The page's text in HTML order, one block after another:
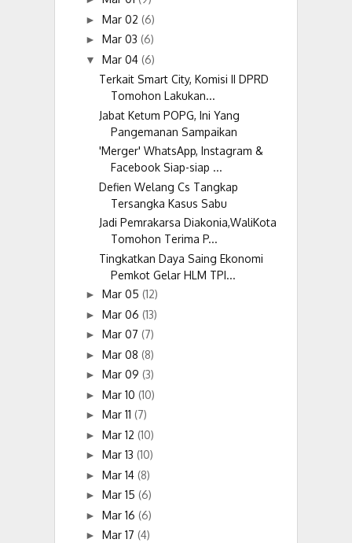
► Mar 02 (6)
► Mar 03 (6)
▼ Mar 04 (6)
Terkait Smart City, Komisi II DPRD
Tomohon Lakukan...
Jabat Ketum POPG, Ini Yang
Pangemanan Sampaikan
'Merger' WhatsApp, Instagram &
Facebook Siap-siap ...
Defien Welang Cs Tangkap
Tersangka Kasus Sabu
Jadi Pemrakarsa Diakonia,WaliKota
Tomohon Terima P...
Tingkatkan Daya Saing Ekonomi
Pemkot Gelar HLM TPI...
► Mar 05 (12)
► Mar 06 (13)
► Mar 07 (7)
► Mar 08 (8)
► Mar 09 (3)
► Mar 10 (10)
► Mar 11 (7)
► Mar 12 (10)
► Mar 13 (10)
► Mar 14 (8)
► Mar 15 (6)
► Mar 16 (6)
► Mar 17 (4)